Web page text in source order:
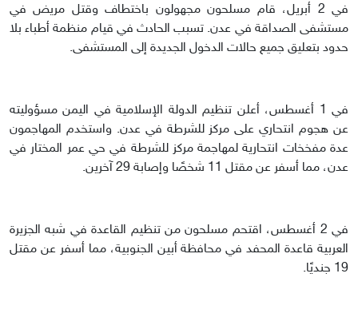
في 2 أبريل، قام مسلحون مجهولون باختطاف وقتل مريض في
مستشفى الصداقة في عدن. تسبب الحادث في قيام منظمة أطباء بلا
حدود بتعليق جميع حالات الدخول الجديدة إلى المستشفى.
في 1 أغسطس، أعلن تنظيم الدولة الإسلامية في اليمن مسؤوليته
عن هجوم انتحاري على مركز للشرطة في عدن. واستخدم المهاجمون
عدة مفخخات انتحارية لمهاجمة مركز للشرطة في حي عمر المختار في
عدن، مما أسفر عن مقتل 11 شخصًا وإصابة 29 آخرين.
في 2 أغسطس، اقتحم مسلحون من تنظيم القاعدة في شبه الجزيرة
العربية قاعدة المحفد في محافظة أبين الجنوبية، مما أسفر عن مقتل
19 جنديًا.